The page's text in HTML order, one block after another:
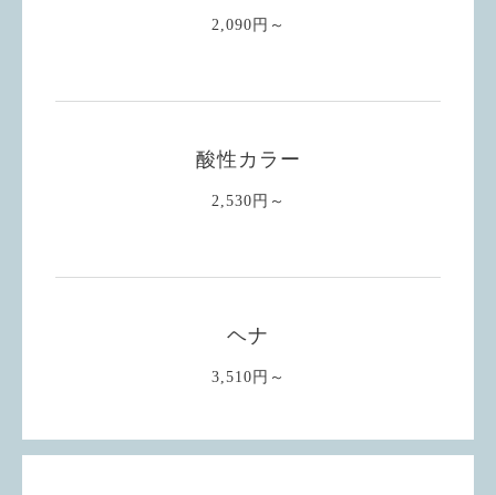
2,090円～
酸性カラー
2,530円～
ヘナ
3,510円～